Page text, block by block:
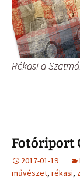
Rékasi a
Fotóriport
2017-01-19
művészet, rékasi,